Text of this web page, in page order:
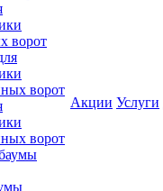
ворот
ворот
Акции Услуги